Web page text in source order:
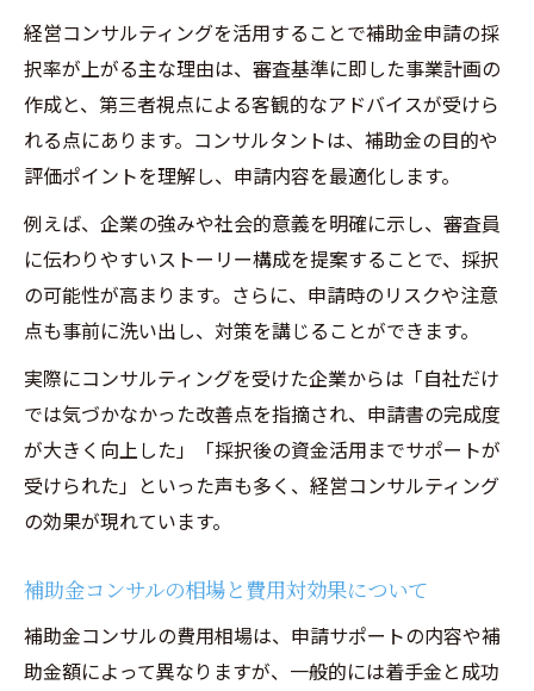
経営コンサルティングを活用することで補助金申請の採
択率が上がる主な理由は、審査基準に即した事業計画の
作成と、第三者視点による客観的なアドバイスが受けら
れる点にあります。コンサルタントは、補助金の目的や
評価ポイントを理解し、申請内容を最適化します。
例えば、企業の強みや社会的意義を明確に示し、審査員
に伝わりやすいストーリー構成を提案することで、採択
の可能性が高まります。さらに、申請時のリスクや注意
点も事前に洗い出し、対策を講じることができます。
実際にコンサルティングを受けた企業からは「自社だけ
では気づかなかった改善点を指摘され、申請書の完成度
が大きく向上した」「採択後の資金活用までサポートが
受けられた」といった声も多く、経営コンサルティング
の効果が現れています。
補助金コンサルの相場と費用対効果について
補助金コンサルの費用相場は、申請サポートの内容や補
助金額によって異なりますが、一般的には着手金と成功